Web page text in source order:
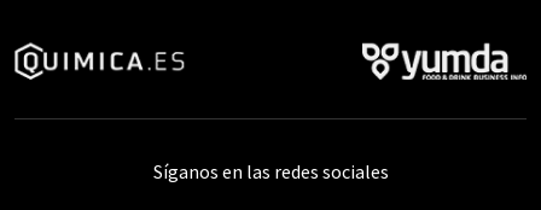
Síganos en las redes sociales